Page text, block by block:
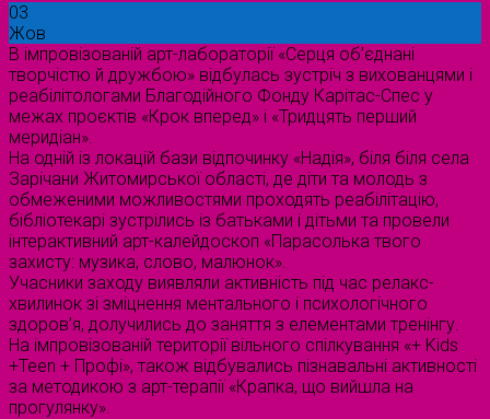
03
Жов
В імпровізованій арт-лабораторії «Серця об’єднані
творчістю й дружбою» відбулась зустріч з вихованцями і
реабілітологами Благодійного Фонду Карітас-Спес у
межах проєктів «Крок вперед» і «Тридцять перший
меридіан».
На одній із локацій бази відпочинку «Надія», біля біля села
Зарічани Житомирської області, де діти та молодь з
обмеженими можливостями проходять реабілітацію,
бібліотекарі зустрілись із батьками і дітьми та провели
інтерактивний арт-калейдоскоп «Парасолька твого
захисту: музика, слово, малюнок».
Учасники заходу виявляли активність під час релакс-
хвилинок зі зміцнення ментального і психологічного
здоров’я, долучились до заняття з елементами тренінгу.
На імпровізованій території вільного спілкування «+ Kids
+Teen + Профі», також відбувались пізнавальні активності
за методикою з арт-терапії «Крапка, що вийшла на
прогулянку».